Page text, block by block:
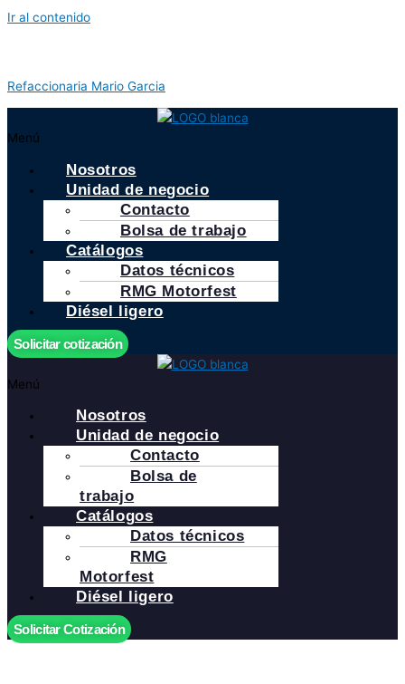
Ir al contenido
Refaccionaria Mario Garcia
Menú
Nosotros
Unidad de negocio
Contacto
Bolsa de trabajo
Catálogos
Datos técnicos
RMG Motorfest
Diésel ligero
Solicitar cotización
Menú
Nosotros
Unidad de negocio
Contacto
Bolsa de
trabajo
Catálogos
Datos técnicos
RMG
Motorfest
Diésel ligero
Solicitar Cotización